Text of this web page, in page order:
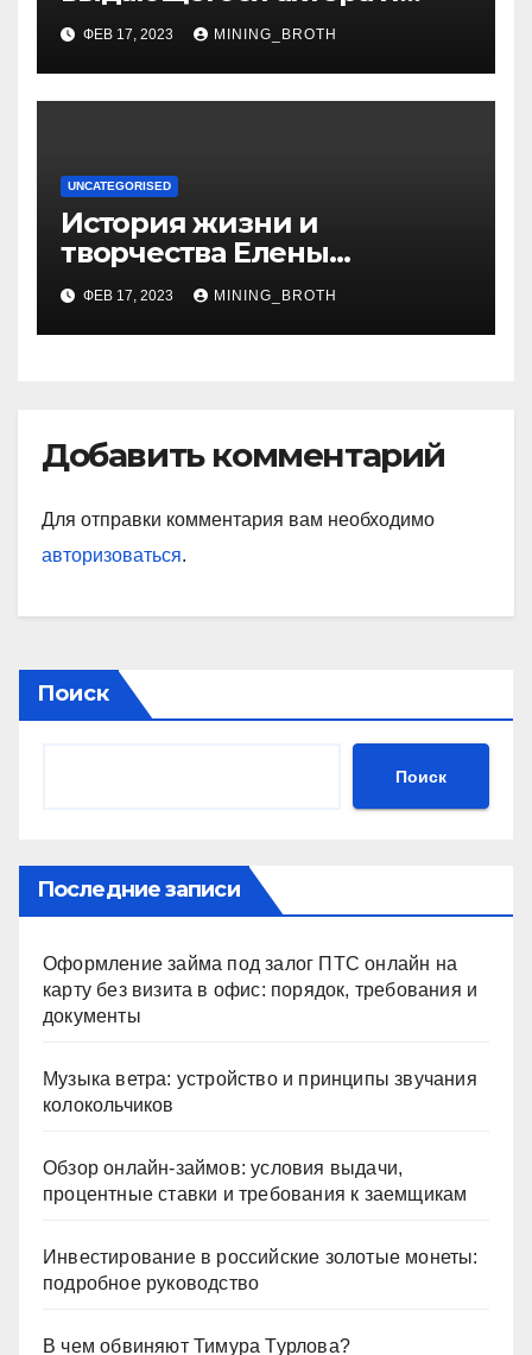
талантливого певца, чья
артистичность захватывает
миллионы сердец
ФЕВ 17, 2023 MINING_BROTH
UNCATEGORISED
История жизни и
творчества Елены
Дубровской — биография,
достижения, интересные
факты
ФЕВ 17, 2023 MINING_BROTH
Добавить комментарий
Для отправки комментария вам необходимо
авторизоваться.
Поиск
Поиск
Последние записи
Оформление займа под залог ПТС онлайн на
карту без визита в офис: порядок, требования и
документы
Музыка ветра: устройство и принципы звучания
колокольчиков
Обзор онлайн-займов: условия выдачи,
процентные ставки и требования к заемщикам
Инвестирование в российские золотые монеты:
подробное руководство
В чем обвиняют Тимура Турлова?